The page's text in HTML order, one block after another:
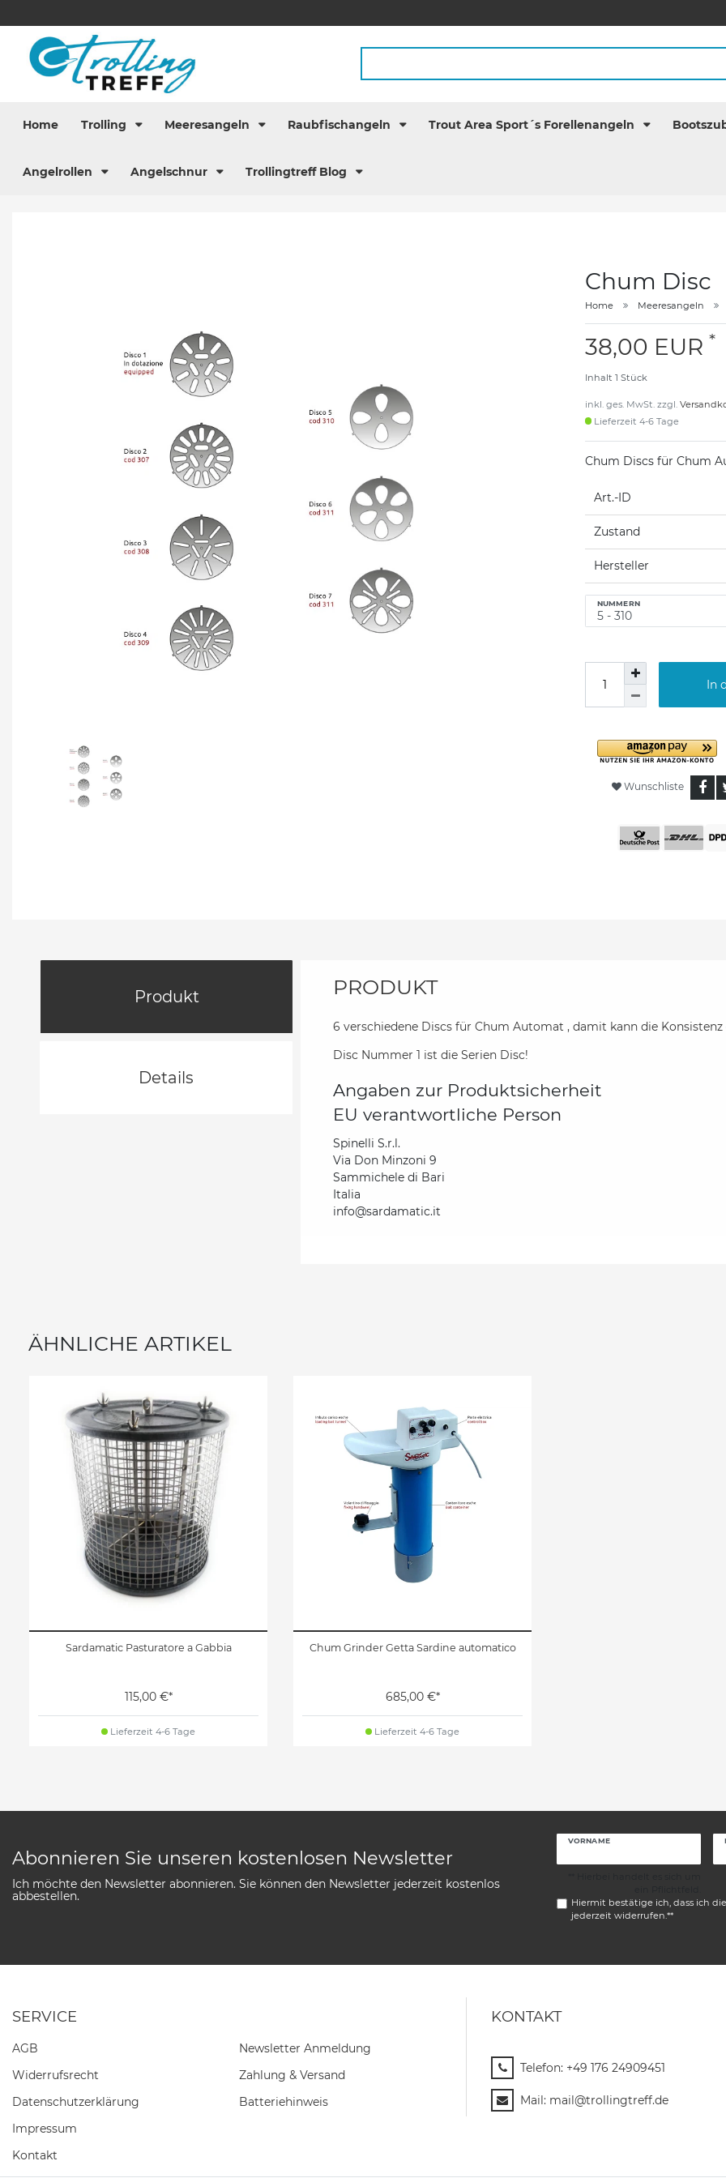
Home Trolling Meeresangeln Raubfischangeln Trout Area Sport´s Forellenangeln
Angelrollen Angelschnur Trollingtreff Blog
Chum Disc
Home Meeresangeln
38,00 EUR *
Inhalt 1 Stück
inkl. ges. MwSt. zzgl.
Lieferzeit 4-6 Tage
Chum Discs für Chum
Art.-ID
Zustand
Hersteller
NUMMERN
In
Wunschliste
Produkt
Details
PRODUKT
6 verschiedene Discs für Chum Automat , damit kann die
Disc Nummer 1 ist die Serien Disc!
Angaben zur Produktsicherheit
EU verantwortliche Person
Spinelli S.r.l.
Via Don Minzoni 9
Sammichele di Bari
Italia
info@sardamatic.it
ÄHNLICHE ARTIKEL
Sardamatic Pasturatore a Gabbia
115,00 €*
Lieferzeit 4-6 Tage
Chum Grinder Getta Sardine automatico
685,00 €*
Lieferzeit 4-6 Tage
Abonnieren Sie unseren kostenlosen Newsletter
Ich möchte den Newsletter abonnieren. Sie können den Newsletter jederzeit kostenlos
abbestellen.
VORNAME
Hiermit bestätige ich, dass ich die
jederzeit widerrufen.**
SERVICE
AGB
Widerrufs­recht
Daten­schutz­erklärung
Impressum
Kontakt
Newsletter Anmeldung
Zahlung & Versand
Batteriehinweis
KONTAKT
Telefon: +49 176 24909451
Mail: mail@trollingtreff.de